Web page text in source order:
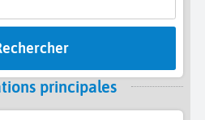
principales